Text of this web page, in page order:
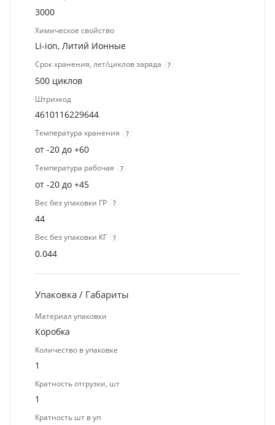
3000
Химическое свойство
Li-ion, Литий Ионные
Срок хранения, лет/циклов заряда ?
500 циклов
Штрихкод
4610116229644
Температура хранения ?
от -20 до +60
Температура рабочая ?
от -20 до +45
Вес без упаковки ГР ?
44
Вес без упаковки КГ ?
0.044
Упаковка / Габариты
Материал упаковки
Коробка
Количество в упаковке
1
Кратность отгрузки, шт
1
Кратность шт в уп